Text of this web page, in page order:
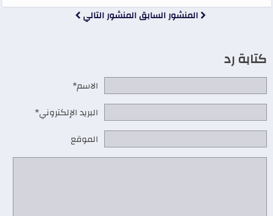
المنشور السابقالمنشور التالي
كتابة رد
الاسم*
البريد الإلكتروني*
الموقع